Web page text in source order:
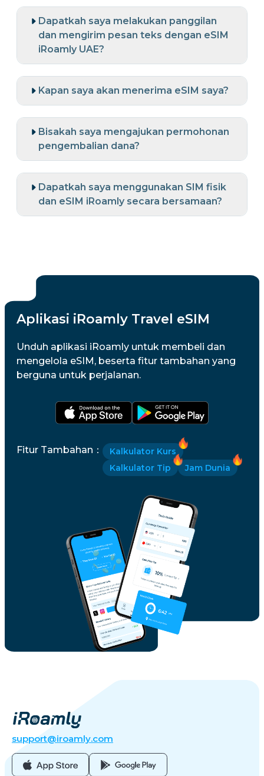
Dapatkah saya melakukan panggilan
dan mengirim pesan teks dengan eSIM
iRoamly UAE?
Kapan saya akan menerima eSIM saya?
Bisakah saya mengajukan permohonan
pengembalian dana?
Dapatkah saya menggunakan SIM fisik
dan eSIM iRoamly secara bersamaan?
Aplikasi iRoamly Travel eSIM
Unduh aplikasi iRoamly untuk membeli dan
mengelola eSIM, beserta fitur tambahan yang
berguna untuk perjalanan.
Fitur Tambahan ：
Kalkulator Kurs
Kalkulator Tip
Jam Dunia
support@iroamly.com